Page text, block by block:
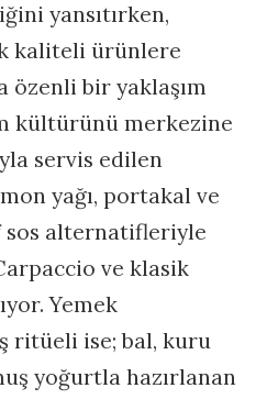
yansıtırken,
kaliteli ürünlere
özenli bir yaklaşım
kültürünü merkezine
servis edilen
yağı, portakal ve
alternatifleriyle
ve klasik
Yemek
ritüeli ise; bal, kuru
yoğurtla hazırlanan